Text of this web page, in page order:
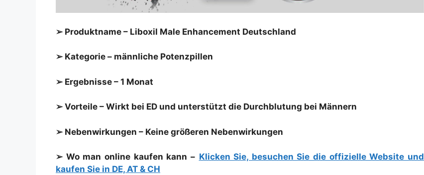
➢ Produktname – Liboxil Male Enhancement Deutschland
➢ Kategorie – männliche Potenzpillen
➢ Ergebnisse – 1 Monat
➢ Vorteile – Wirkt bei ED und unterstützt die Durchblutung bei Männern
➢ Nebenwirkungen – Keine größeren Nebenwirkungen
➢ Wo man online kaufen kann – Klicken Sie, besuchen Sie die offizielle Website und
kaufen Sie in DE, AT & CH